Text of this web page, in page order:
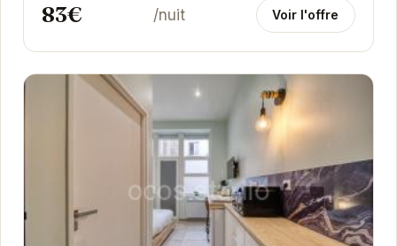
83€ /nuit Voir l'offre